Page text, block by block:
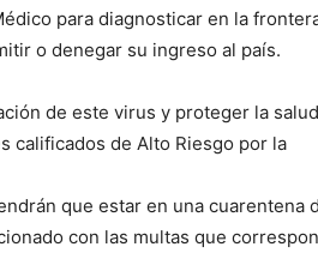
para diagnosticar en la
o denegar su ingreso al país.
de este virus y proteger la
calificados de Alto Riesgo por la
que estar en una cuarentena
con las multas que